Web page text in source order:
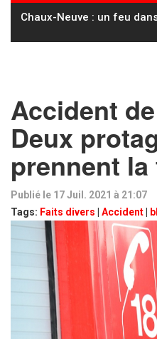
Cyclisme / Tour de France
Accident
Deux
prennent
Publié le 17 Juil. 2021 à 21:07
Tags: Faits divers Accident